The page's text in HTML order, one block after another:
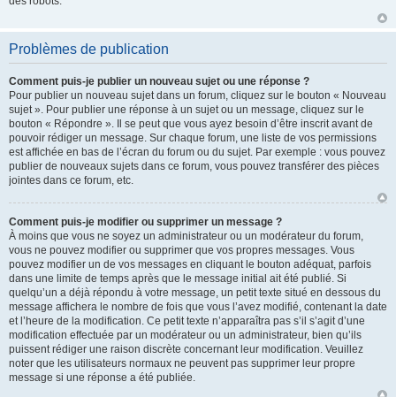
Problèmes de publication
Comment puis-je publier un nouveau sujet ou une réponse ?
Pour publier un nouveau sujet dans un forum, cliquez sur le bouton « Nouveau
sujet ». Pour publier une réponse à un sujet ou un message, cliquez sur le
bouton « Répondre ». Il se peut que vous ayez besoin d’être inscrit avant de
pouvoir rédiger un message. Sur chaque forum, une liste de vos permissions
est affichée en bas de l’écran du forum ou du sujet. Par exemple : vous pouvez
publier de nouveaux sujets dans ce forum, vous pouvez transférer des pièces
jointes dans ce forum, etc.
Comment puis-je modifier ou supprimer un message ?
À moins que vous ne soyez un administrateur ou un modérateur du forum,
vous ne pouvez modifier ou supprimer que vos propres messages. Vous
pouvez modifier un de vos messages en cliquant le bouton adéquat, parfois
dans une limite de temps après que le message initial ait été publié. Si
quelqu’un a déjà répondu à votre message, un petit texte situé en dessous du
message affichera le nombre de fois que vous l’avez modifié, contenant la date
et l’heure de la modification. Ce petit texte n’apparaîtra pas s’il s’agit d’une
modification effectuée par un modérateur ou un administrateur, bien qu’ils
puissent rédiger une raison discrète concernant leur modification. Veuillez
noter que les utilisateurs normaux ne peuvent pas supprimer leur propre
message si une réponse a été publiée.